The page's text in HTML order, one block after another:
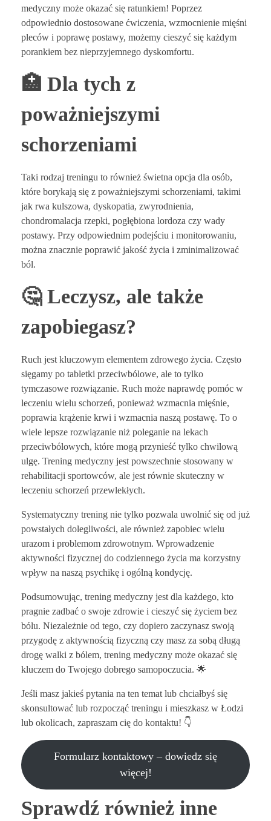
medyczny może okazać się ratunkiem! Poprzez
odpowiednio dostosowane ćwiczenia, wzmocnienie mięśni
pleców i poprawę postawy, możemy cieszyć się każdym
porankiem bez nieprzyjemnego dyskomfortu.
🏥 Dla tych z
poważniejszymi
schorzeniami
Taki rodzaj treningu to również świetna opcja dla osób,
które borykają się z poważniejszymi schorzeniami, takimi
jak rwa kulszowa, dyskopatia, zwyrodnienia,
chondromalacja rzepki, pogłębiona lordoza czy wady
postawy. Przy odpowiednim podejściu i monitorowaniu,
można znacznie poprawić jakość życia i zminimalizować
ból.
🤔 Leczysz, ale także
zapobiegasz?
Ruch jest kluczowym elementem zdrowego życia. Często
sięgamy po tabletki przeciwbólowe, ale to tylko
tymczasowe rozwiązanie. Ruch może naprawdę pomóc w
leczeniu wielu schorzeń, ponieważ wzmacnia mięśnie,
poprawia krążenie krwi i wzmacnia naszą postawę. To o
wiele lepsze rozwiązanie niż poleganie na lekach
przeciwbólowych, które mogą przynieść tylko chwilową
ulgę. Trening medyczny jest powszechnie stosowany w
rehabilitacji sportowców, ale jest równie skuteczny w
leczeniu schorzeń przewlekłych.
Systematyczny trening nie tylko pozwala uwolnić się od już
powstałych dolegliwości, ale również zapobiec wielu
urazom i problemom zdrowotnym. Wprowadzenie
aktywności fizycznej do codziennego życia ma korzystny
wpływ na naszą psychikę i ogólną kondycję.
Podsumowując, trening medyczny jest dla każdego, kto
pragnie zadbać o swoje zdrowie i cieszyć się życiem bez
bólu. Niezależnie od tego, czy dopiero zaczynasz swoją
przygodę z aktywnością fizyczną czy masz za sobą długą
drogę walki z bólem, trening medyczny może okazać się
kluczem do Twojego dobrego samopoczucia. 🌟
Jeśli masz jakieś pytania na ten temat lub chciałbyś się
skonsultować lub rozpocząć treningu i mieszkasz w Łodzi
lub okolicach, zapraszam cię do kontaktu! 👇
Formularz kontaktowy – dowiedz się
więcej!
Sprawdź również inne